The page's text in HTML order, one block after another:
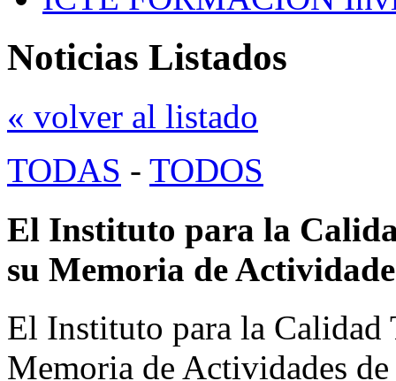
Noticias Listados
« volver al listado
TODAS - TODOS
El Instituto para la
su Memoria de
El Instituto para la Calidad
Memoria de Actividades